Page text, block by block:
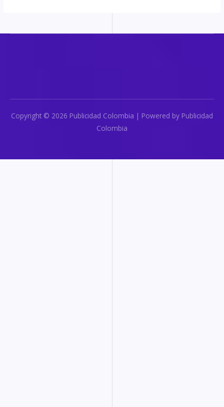
Copyright © 2026 Publicidad Colombia | Powered by Publicidad
Colombia